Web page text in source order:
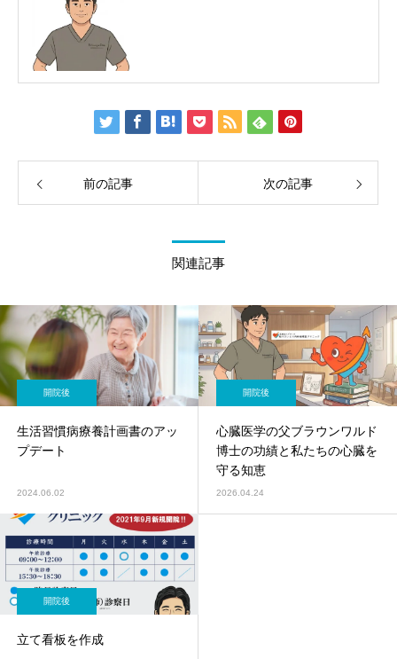
前の記事 次の記事
関連記事
開院後
生活習慣病療養計画書のアッ
プデート
2024.06.02
開院後
心臓医学の父ブラウンワルド
博士の功績と私たちの心臓を
守る知恵
2026.04.24
開院後
立て看板を作成